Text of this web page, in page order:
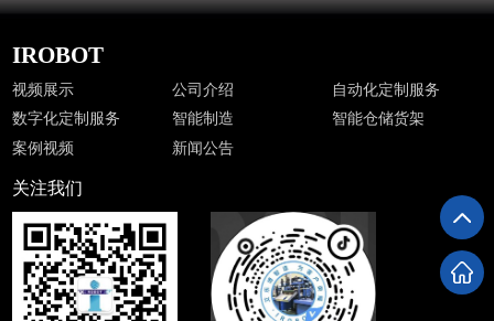
IROBOT
视频展示 公司介绍
自动化定制服务
数字化定制服务
智能制造
智能仓储货架
案例视频
新闻公告
关注我们